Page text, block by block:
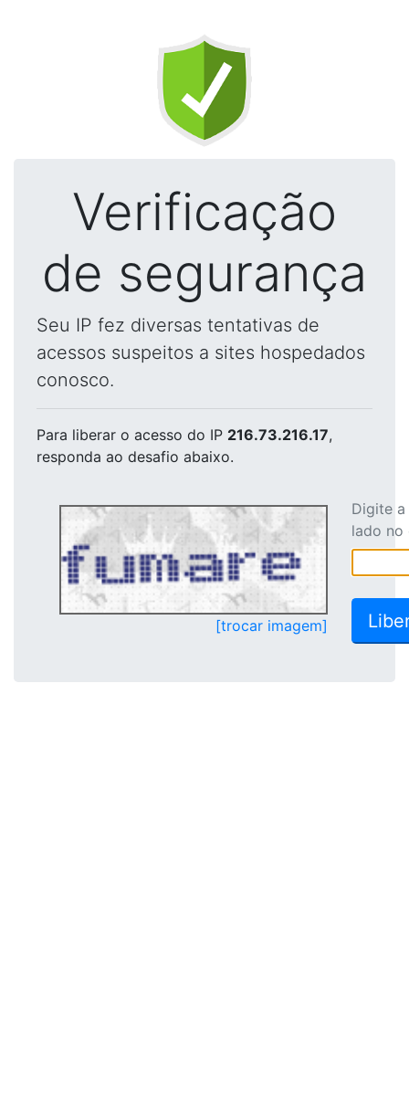
Verificação
de segurança
Seu IP fez diversas tentativas de
acessos suspeitos a sites hospedados
conosco.
Para liberar o acesso do IP 216.73.216.17,
responda ao desafio abaixo.
[trocar imagem]
Digite
lado no